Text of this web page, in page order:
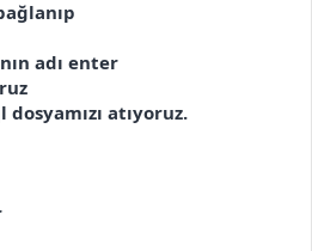
adı enter
atıyoruz.